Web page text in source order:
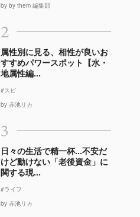
by by them 編集部
2
属性別に見る、相性が良いお
すすめパワースポット【水・
地属性編...
#スピ
by 赤池リカ
3
日々の生活で精一杯…不安だ
けど動けない「老後資金」に
関する現...
#ライフ
by 赤池リカ